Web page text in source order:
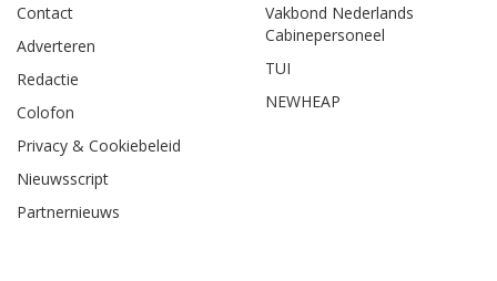
Contact
Adverteren
Redactie
Colofon
Privacy & Cookiebeleid
Nieuwsscript
Partnernieuws
Vakbond Nederlands
Cabinepersoneel
TUI
NEWHEAP